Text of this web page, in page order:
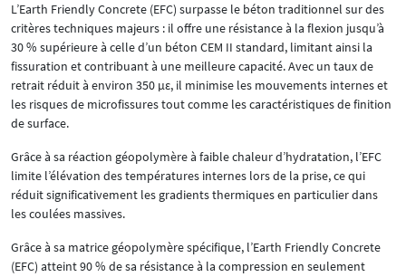
L’Earth Friendly Concrete (EFC) surpasse le béton traditionnel sur des
critères techniques majeurs : il offre une résistance à la flexion jusqu’à
30 % supérieure à celle d’un béton CEM II standard, limitant ainsi la
fissuration et contribuant à une meilleure capacité. Avec un taux de
retrait réduit à environ 350 µε, il minimise les mouvements internes et
les risques de microfissures tout comme les caractéristiques de finition
de surface.
Grâce à sa réaction géopolymère à faible chaleur d’hydratation, l’EFC
limite l’élévation des températures internes lors de la prise, ce qui
réduit significativement les gradients thermiques en particulier dans
les coulées massives.
Grâce à sa matrice géopolymère spécifique, l’Earth Friendly Concrete
(EFC) atteint 90 % de sa résistance à la compression en seulement